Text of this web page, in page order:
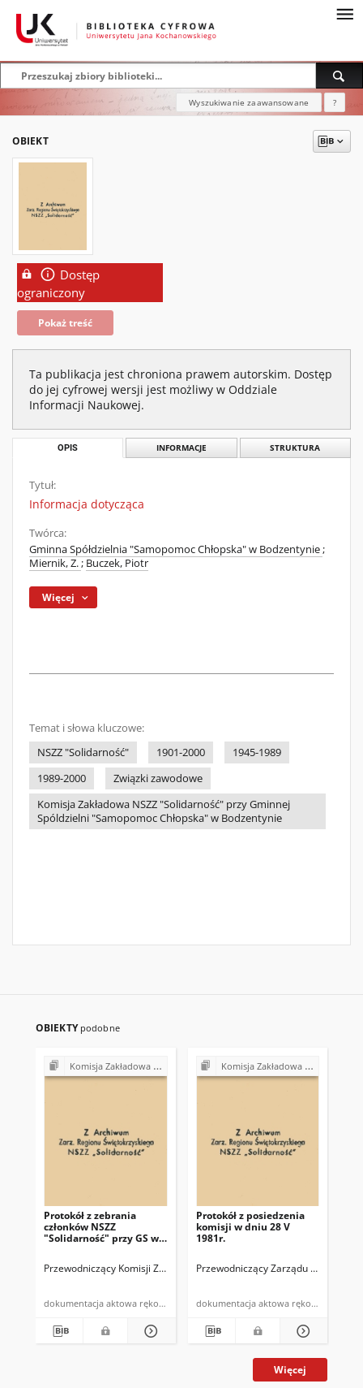
Wyszukiwanie zaawansowane ?
OBIEKT
Dostęp
ograniczony
Pokaż treść
Ta publikacja jest chroniona prawem autorskim. Dostęp
do jej cyfrowej wersji jest możliwy w Oddziale
Informacji Naukowej.
OPIS INFORMACJE STRUKTURA
Tytuł:
Informacja dotycząca
Twórca:
Gminna Spółdzielnia "Samopomoc Chłopska" w Bodzentynie;
Miernik, Z.; Buczek, Piotr
Więcej
Temat i słowa kluczowe:
NSZZ "Solidarność"
1901-2000
1945-1989
1989-2000
Związki zawodowe
Komisja Zakładowa NSZZ "Solidarność" przy Gminnej
Spóldzielni "Samopomoc Chłopska" w Bodzentynie
OBIEKTY podobne
Komisja Zakładowa NSZZ "Solidarność" przy Gminnej Spółdzielni "Samopomoc Chłopska" w Bodzentynie
Protokół z zebrania
członków NSZZ
"Solidarność" przy GS w
elektorów
Przewodniczący Komisji Zakładowej NSZZ "Solidarność" przy Gminnej
dokumentacja aktowa rękopis
Komisja Zakładowa NSZZ "Solidarność" przy Gminnej Spółdzielni "Samopomoc Chłopska" w Bodzentynie
Protokół z posiedzenia
komisji w dniu 28 V
1981r.
Przewodniczący Zarządu Gminnej
dokumentacja aktowa rękopis
Więcej